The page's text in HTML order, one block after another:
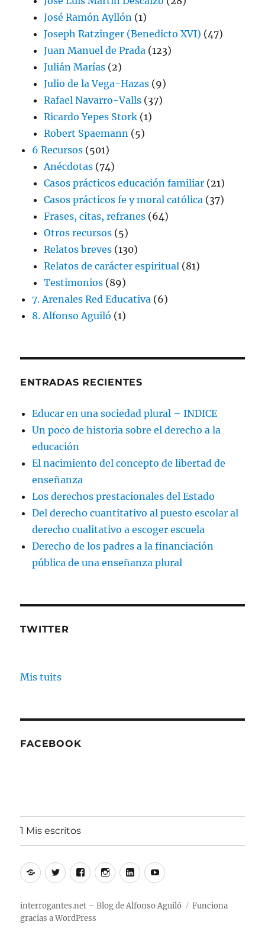
José Ramón Ayllón (1)
Joseph Ratzinger (Benedicto XVI) (47)
Juan Manuel de Prada (123)
Julián Marías (2)
Julio de la Vega-Hazas (9)
Rafael Navarro-Valls (37)
Ricardo Yepes Stork (1)
Robert Spaemann (5)
6 Recursos (501)
Anécdotas (74)
Casos prácticos educación familiar (21)
Casos prácticos fe y moral católica (37)
Frases, citas, refranes (64)
Otros recursos (5)
Relatos breves (130)
Relatos de carácter espiritual (81)
Testimonios (89)
7. Arenales Red Educativa (6)
8. Alfonso Aguiló (1)
ENTRADAS RECIENTES
Educar en una sociedad plural – INDICE
Un poco de historia sobre el derecho a la
educación
El nacimiento del concepto de libertad de
enseñanza
Los derechos prestacionales del Estado
Del derecho cuantitativo al puesto escolar al
derecho cualitativo a escoger escuela
Derecho de los padres a la financiación
pública de una enseñanza plural
TWITTER
Mis tuits
FACEBOOK
1 Mis escritos
Alfonso
Aguiló
TwitterFacebookInstagram
LinkedinYoutube
interrogantes.net – Blog de Alfonso Aguiló
Funciona
gracias a WordPress